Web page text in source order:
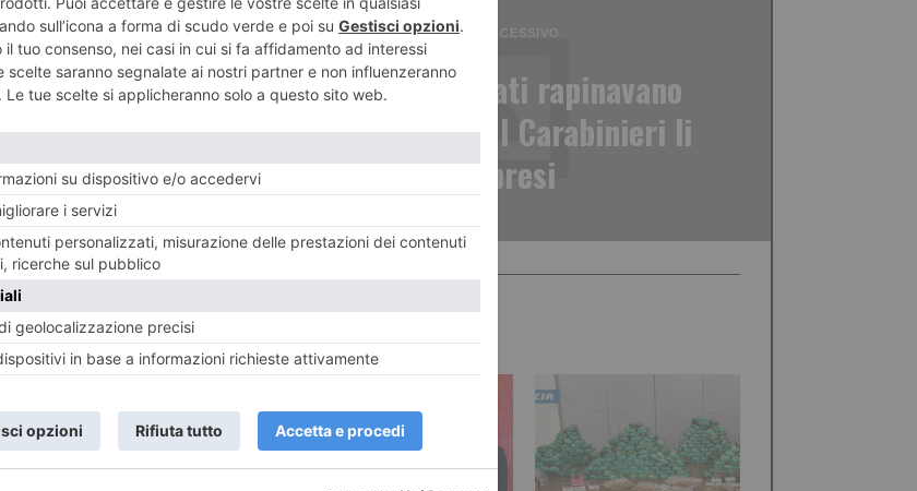
a San
ARTICOLO SUCCESSIVO
Banditi mascherati rapinavano
farmacie e hotel. I Carabinieri li
hanno presi
RECENTI: